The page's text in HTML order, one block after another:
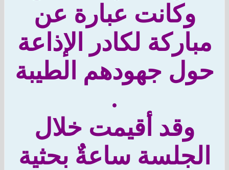
وكانت عبارة عن
لكادر الإذاعة
جهودهم الطيبة
وقد أقيمت خلال
ساعةٌ بحثية